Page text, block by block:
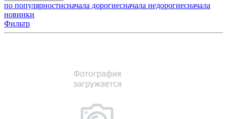
по популярностисначала дорогиесначала недорогиесначала
новинки
Фильтр